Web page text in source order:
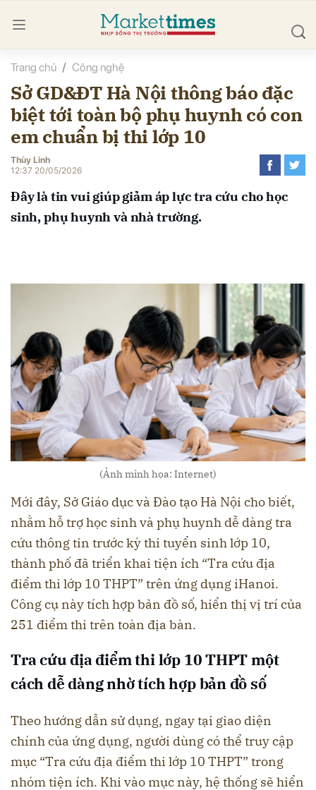
Trang chủ Công nghệ
Sở GD&ĐT Hà Nội thông báo đặc
biệt tới toàn bộ phụ huynh có con
em chuẩn bị thi lớp 10
Thùy Linh
12:37 20/05/2026
Đây là tin vui giúp giảm áp lực tra cứu cho học
sinh, phụ huynh và nhà trường.
(Ảnh minh họa: Internet)
Mới đây, Sở Giáo dục và Đào tạo Hà Nội cho biết,
nhằm hỗ trợ học sinh và phụ huynh dễ dàng tra
cứu thông tin trước kỳ thi tuyển sinh lớp 10,
thành phố đã triển khai tiện ích “Tra cứu địa
điểm thi lớp 10 THPT” trên ứng dụng iHanoi.
Công cụ này tích hợp bản đồ số, hiển thị vị trí của
251 điểm thi trên toàn địa bàn.
Tra cứu địa điểm thi lớp 10 THPT một
cách dễ dàng nhờ tích hợp bản đồ số
Theo hướng dẫn sử dụng, ngay tại giao diện
chính của ứng dụng, người dùng có thể truy cập
mục “Tra cứu địa điểm thi lớp 10 THPT” trong
nhóm tiện ích. Khi vào mục này, hệ thống sẽ hiển
luận